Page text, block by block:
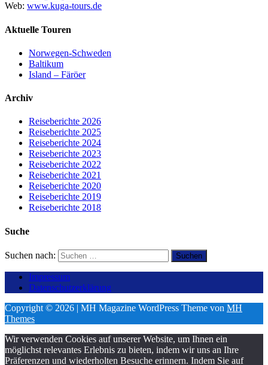
Web: www.kuga-tours.de
Aktuelle Touren
Norwegen-Schweden
Baltikum
Island – Färöer
Archiv
Reiseberichte 2026
Reiseberichte 2025
Reiseberichte 2024
Reiseberichte 2023
Reiseberichte 2022
Reiseberichte 2021
Reiseberichte 2020
Reiseberichte 2019
Reiseberichte 2018
Suche
Suchen nach:
Impressum
Datenschutzerklärung
Copyright © 2026 | MH Magazine WordPress Theme von MH
Themes
Wir verwenden Cookies auf unserer Website, um Ihnen ein
möglichst relevantes Erlebnis zu bieten, indem wir uns an Ihre
Präferenzen und wiederholten Besuche erinnern. Indem Sie auf